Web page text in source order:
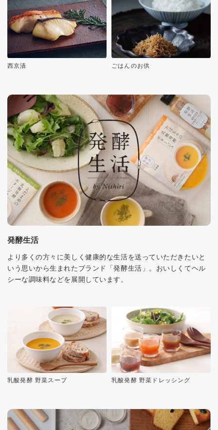
西京漬 ごはんのお供
発酵生活
より多くの方々に美しく健康的な生活を送っていただきたいと
いう思いから生まれたブランド「発酵生活」。おいしくてヘル
シーな調味料などを展開しています。
乳酸発酵 野菜スープ 乳酸発酵 野菜ドレッシング